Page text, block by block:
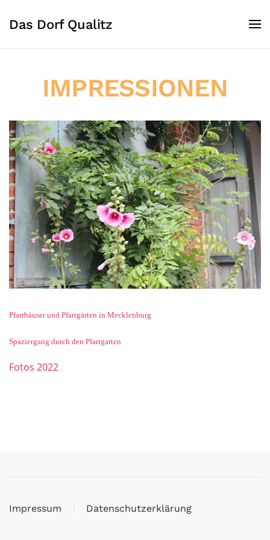
Das Dorf Qualitz
IMPRESSIONEN
Pfarrhäuser und Pfarrgärten in Mecklenburg
Spaziergang durch den Pfarrgarten
Fotos 2022
Impressum Datenschutzerklärung